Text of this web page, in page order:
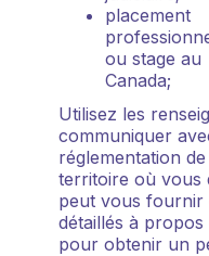
placement
ou stage au
Canada;
Utilisez les
communiquer
réglementation
territoire où vous
peut vous fournir
détaillés à
pour obtenir un